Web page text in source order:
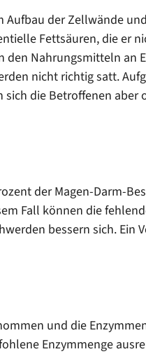
Aufbau der Zellwände
Fettsäuren, die er
den Nahrungsmitteln an
nicht richtig satt.
die Betroffenen aber
der Magen-Darm-
Fall können die
bessern sich. Ein
und die
Enzymmenge